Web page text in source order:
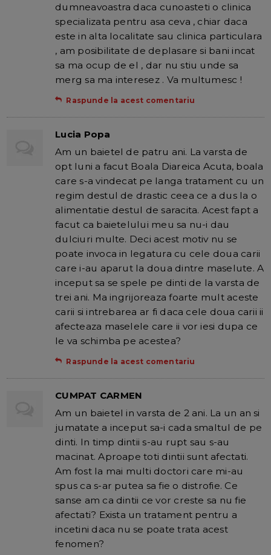
dumneavoastra daca cunoasteti o clinica
specializata pentru asa ceva , chiar daca
este in alta localitate sau clinica particulara
, am posibilitate de deplasare si bani incat
sa ma ocup de el , dar nu stiu unde sa
merg sa ma interesez . Va multumesc !
Raspunde la acest comentariu
Lucia Popa
Am un baietel de patru ani. La varsta de
opt luni a facut Boala Diareica Acuta, boala
care s-a vindecat pe langa tratament cu un
regim destul de drastic ceea ce a dus la o
alimentatie destul de saracita. Acest fapt a
facut ca baietelului meu sa nu-i dau
dulciuri multe. Deci acest motiv nu se
poate invoca in legatura cu cele doua carii
care i-au aparut la doua dintre maselute. A
inceput sa se spele pe dinti de la varsta de
trei ani. Ma ingrijoreaza foarte mult aceste
carii si intrebarea ar fi daca cele doua carii ii
afecteaza maselele care ii vor iesi dupa ce
le va schimba pe acestea?
Raspunde la acest comentariu
CUMPAT CARMEN
Am un baietel in varsta de 2 ani. La un an si
jumatate a inceput sa-i cada smaltul de pe
dinti. In timp dintii s-au rupt sau s-au
macinat. Aproape toti dintii sunt afectati.
Am fost la mai multi doctori care mi-au
spus ca s-ar putea sa fie o distrofie. Ce
sanse am ca dintii ce vor creste sa nu fie
afectati? Exista un tratament pentru a
incetini daca nu se poate trata acest
fenomen?